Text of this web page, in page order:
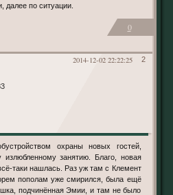
далее по ситуации.
0
2
2014-12-02 22:22:25
занятию. Благо, новая
таки нашлась. Раз уж там с Клемент
пополам уже смирился, была ещё
подчинённая Эмии, и там не было